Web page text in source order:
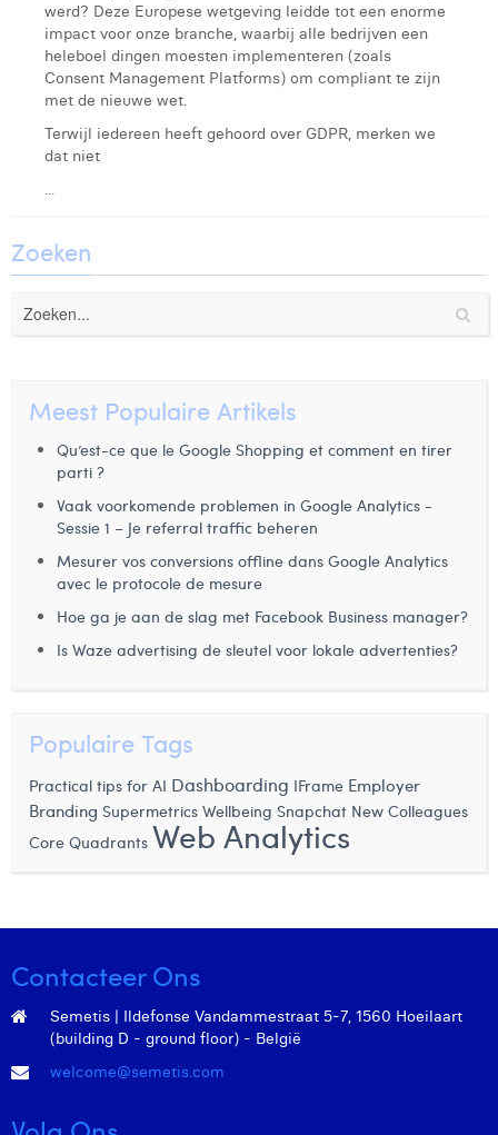
Janne Beke
Jonas Geiregat
Laura Rooseleer
Lena Pignoloni
Linda Kraim
Lotte Vranckx
Louis Nassogne
Lucas Taels
Manon Houppertz
Margaux Marien
Mathias Segers
Matthias Langenaeker
Ninon Chevalier
Sebastiaan Reeskamp
Sven Bosschem
Thomas Kurevic
werd? Deze Europese wetgeving leidde tot een enorme
impact voor onze branche, waarbij alle bedrijven een
heleboel dingen moesten implementeren (zoals
Consent Management Platforms) om compliant te zijn
met de nieuwe wet.
Terwijl iedereen heeft gehoord over GDPR, merken we
dat niet
...
Zoeken
Meest Populaire Artikels
Qu’est-ce que le Google Shopping et comment en tirer
parti ?
Vaak voorkomende problemen in Google Analytics -
Sessie 1 – Je referral traffic beheren
Mesurer vos conversions offline dans Google Analytics
avec le protocole de mesure
Hoe ga je aan de slag met Facebook Business manager?
Is Waze advertising de sleutel voor lokale advertenties?
Populaire Tags
Practical tips for AI Dashboarding IFrame Employer
Branding Supermetrics Wellbeing Snapchat New Colleagues
Core Quadrants Web Analytics
Contacteer Ons
Semetis | Ildefonse Vandammestraat 5-7, 1560 Hoeilaart
(building D - ground floor) - België
welcome@semetis.com